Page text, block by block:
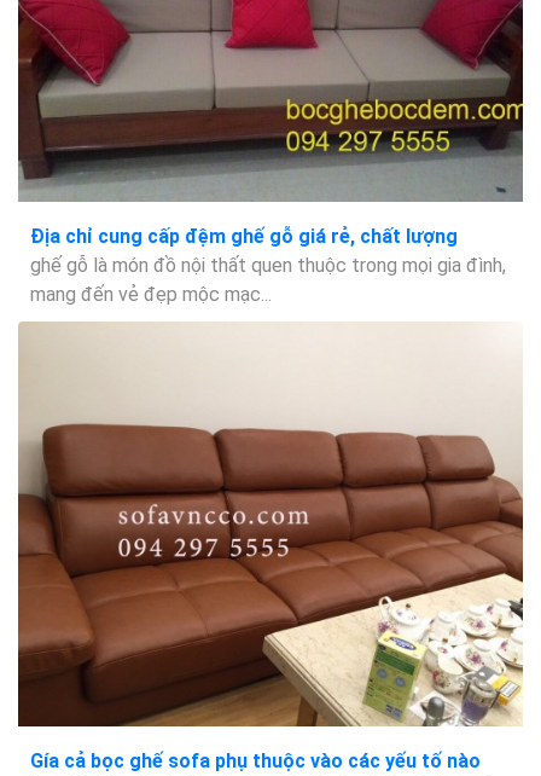
Địa chỉ cung cấp đệm ghế gỗ giá rẻ, chất lượng
ghế gỗ là món đồ nội thất quen thuộc trong mọi gia đình,
mang đến vẻ đẹp mộc mạc...
Gía cả bọc ghế sofa phụ thuộc vào các yếu tố nào